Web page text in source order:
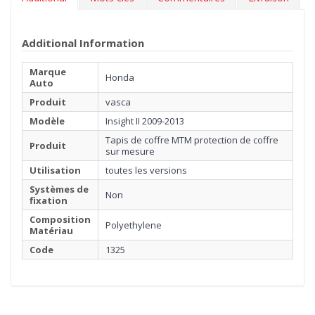
Additional Information
Marque
Auto
Honda
Produit
vasca
Modèle
Insight II 2009-2013
Produit
Tapis de coffre MTM protection de coffre
sur mesure
Utilisation
toutes les versions
Systèmes de
fixation
Non
Composition
Matériau
Polyethylene
Code
1325